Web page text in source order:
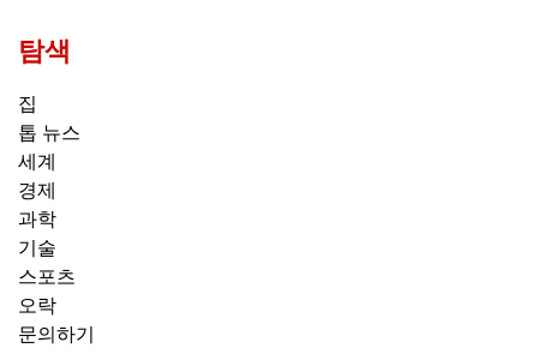
탐색
집
톱 뉴스
세계
경제
과학
기술
스포츠
오락
문의하기